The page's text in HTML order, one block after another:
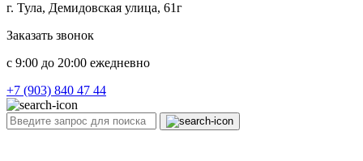
г. Тула, Демидовская улица, 61г
Заказать звонок
c 9:00 до 20:00 ежедневно
+7 (903) 840 47 44